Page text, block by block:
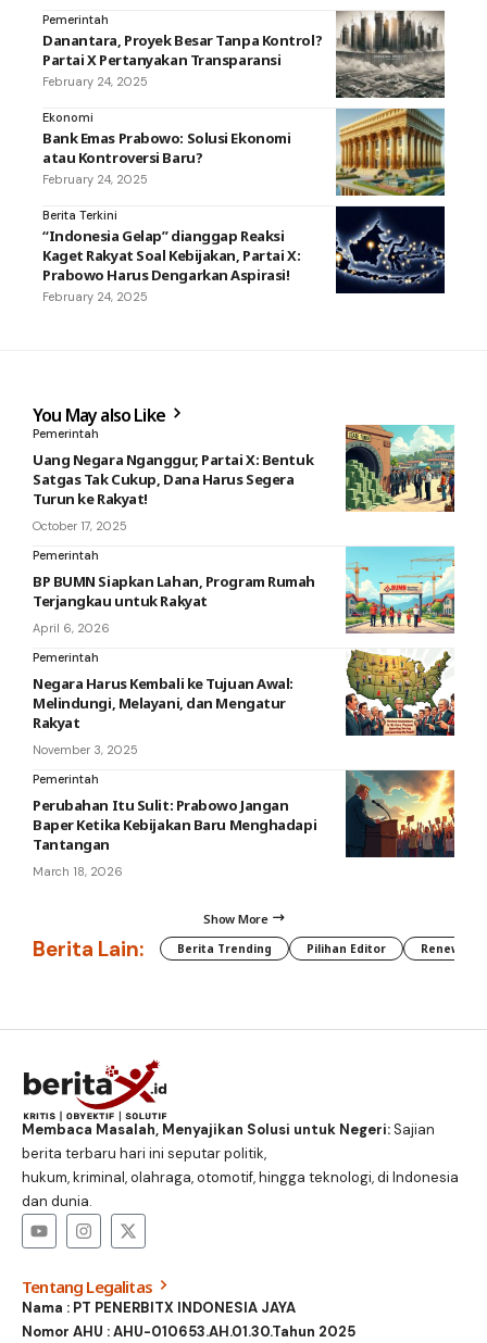
Pemerintah
Danantara, Proyek Besar Tanpa Kontrol?
Partai X Pertanyakan Transparansi
February 24, 2025
Ekonomi
Bank Emas Prabowo: Solusi Ekonomi
atau Kontroversi Baru?
February 24, 2025
Berita Terkini
“Indonesia Gelap” dianggap Reaksi
Kaget Rakyat Soal Kebijakan, Partai X:
Prabowo Harus Dengarkan Aspirasi!
February 24, 2025
You May also Like
Pemerintah
Uang Negara Nganggur, Partai X: Bentuk
Satgas Tak Cukup, Dana Harus Segera
Turun ke Rakyat!
October 17, 2025
Pemerintah
BP BUMN Siapkan Lahan, Program Rumah
Terjangkau untuk Rakyat
April 6, 2026
Pemerintah
Negara Harus Kembali ke Tujuan Awal:
Melindungi, Melayani, dan Mengatur
Rakyat
November 3, 2025
Pemerintah
Perubahan Itu Sulit: Prabowo Jangan
Baper Ketika Kebijakan Baru Menghadapi
Tantangan
March 18, 2026
Show More
Berita Lain: Berita Trending Pilihan Editor
Membaca Masalah, Menyajikan Solusi untuk Negeri:Sajian
berita terbaru hari ini seputar politik,
hukum, kriminal, olahraga, otomotif, hingga teknologi, di Indonesia
dan dunia.
Tentang Legalitas
Nama : PT PENERBITX INDONESIA JAYA
Nomor AHU : AHU-010653.AH.01.30.Tahun 2025